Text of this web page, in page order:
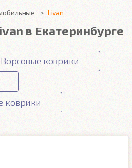
Livan
в Екатеринбурге
Ворсовые коврики
коврики